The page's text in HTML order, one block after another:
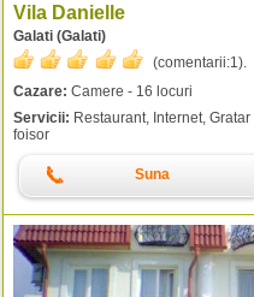
Vila Danielle
Galati (Galati)
(comentarii:1).
Cazare: Camere - 16 locuri
Servicii: Restaurant, Internet,
foisor
Suna